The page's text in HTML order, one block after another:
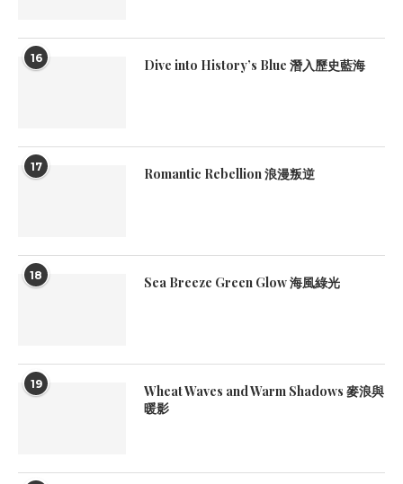
16 Dive into History’s Blue 潛入歷史藍海
17 Romantic Rebellion 浪漫叛逆
18 Sea Breeze Green Glow 海風綠光
19
Wheat Waves and Warm Shadows 麥浪與
暖影